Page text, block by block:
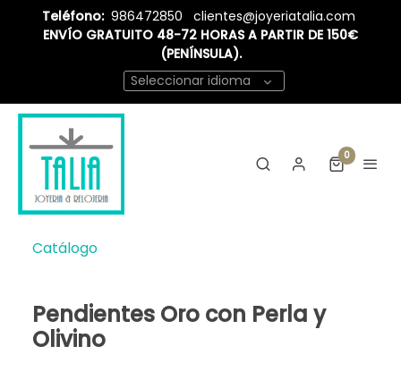
Teléfono: 986472850
clientes@joyeriatalia.com
ENVÍO GRATUITO 48-72 HORAS A PARTIR DE 150€
(PENÍNSULA).
Seleccionar idioma
0
Catálogo
Pendientes Oro con Perla y
Olivino